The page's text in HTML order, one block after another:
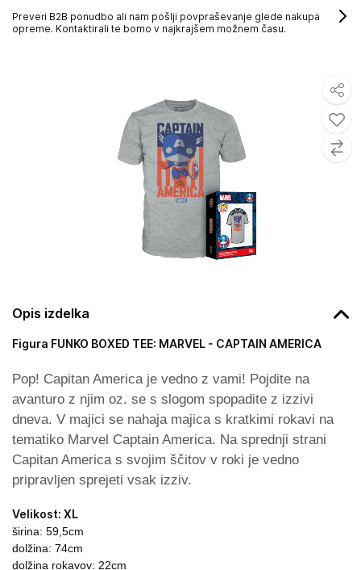
Opis izdelka
Figura FUNKO BOXED TEE: MARVEL - CAPTAIN AMERICA
Pop! Capitan America je vedno z vami! Pojdite na
avanturo z njim oz. se s slogom spopadite z izzivi
dneva. V majici se nahaja majica s kratkimi rokavi na
tematiko Marvel Captain America. Na sprednji strani
Capitan America s svojim ščitov v roki je vedno
pripravljen sprejeti vsak izziv.
Velikost: XL
širina: 59,5cm
dolžina: 74cm
dolžina rokavov: 22cm
Preveri B2B ponudbo ali nam pošlji povpraševanje glede nakupa
opreme. Kontaktirali te bomo v najkrajšem možnem času.